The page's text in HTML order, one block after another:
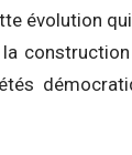
évolution